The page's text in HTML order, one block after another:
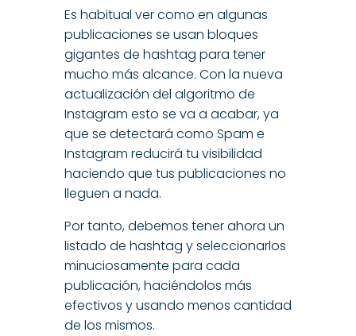
Es habitual ver como en algunas
publicaciones se usan bloques
gigantes de hashtag para tener
mucho más alcance. Con la nueva
actualización del algoritmo de
Instagram esto se va a acabar, ya
que se detectará como Spam e
Instagram reducirá tu visibilidad
haciendo que tus publicaciones no
lleguen a nada.
Por tanto, debemos tener ahora un
listado de hashtag y seleccionarlos
minuciosamente para cada
publicación, haciéndolos más
efectivos y usando menos cantidad
de los mismos.